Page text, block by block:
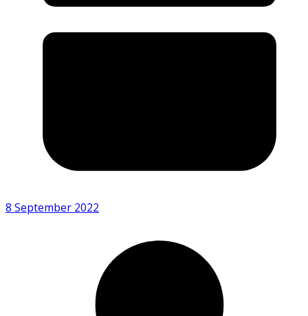
8 September 2022